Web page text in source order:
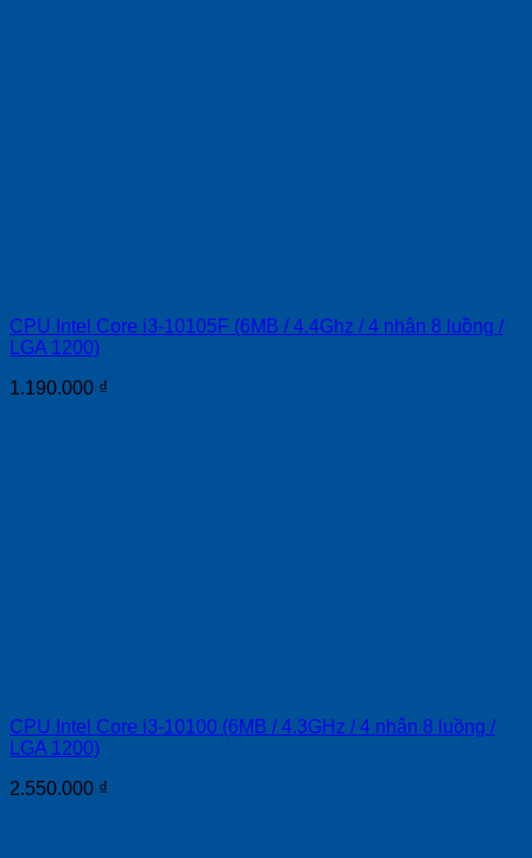
CPU Intel Core i3-10105F (6MB / 4.4Ghz / 4 nhân 8 luồng /
LGA 1200)
1.190.000 ₫
CPU Intel Core i3-10100 (6MB / 4.3GHz / 4 nhân 8 luồng /
LGA 1200)
2.550.000 ₫